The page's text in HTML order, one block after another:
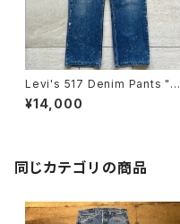
Levi's 517 Denim Pants "M
ADE IN USA"
¥14,000
同じカテゴリの商品